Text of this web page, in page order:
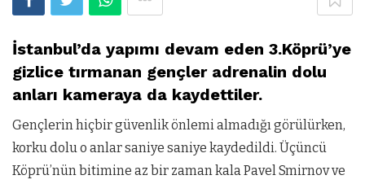
İstanbul’da yapımı devam eden 3.Köprü’ye
gizlice tırmanan gençler adrenalin dolu
anları kameraya da kaydettiler.
Gençlerin hiçbir güvenlik önlemi almadığı görülürken,
korku dolu o anlar saniye saniye kaydedildi. Üçüncü
Köprü’nün bitimine az bir zaman kala Pavel Smirnov ve